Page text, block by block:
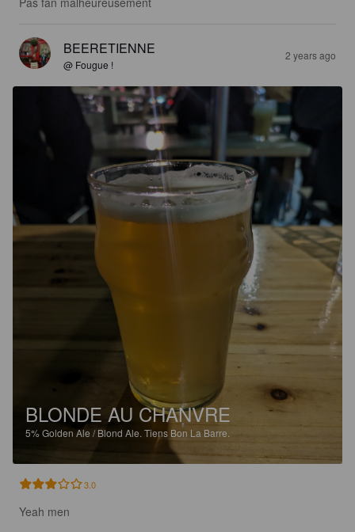
BEERETIENNE
@ Fougue !
2 years ago
BLONDE AU CHANVRE
5%Golden Ale / Blond Ale. Tiens Bon La Barre.
3.0
Yeah men